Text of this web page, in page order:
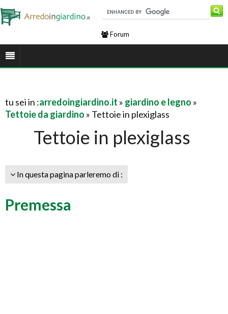
Forum
tu sei in :arredoingiardino.it » giardino e legno »
Tettoie da giardino » Tettoie in plexiglass
Tettoie in plexiglass
In questa pagina parleremo di :
Premessa